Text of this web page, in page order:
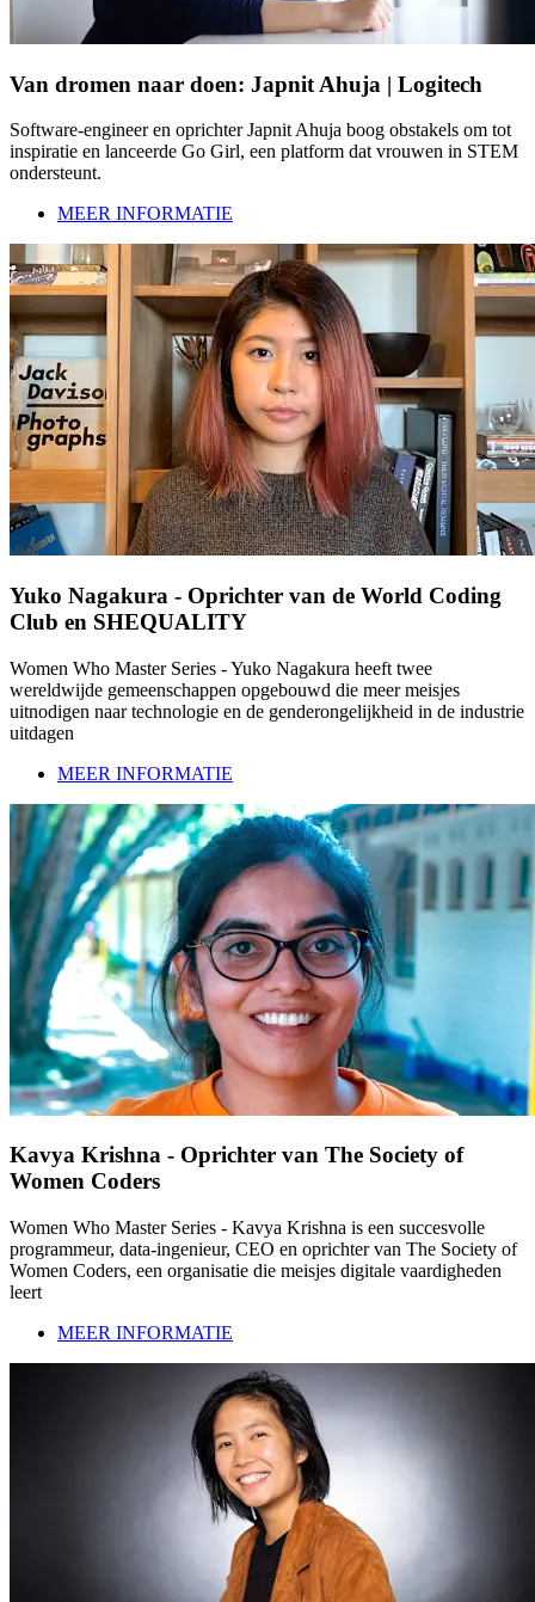
Van dromen naar doen: Japnit Ahuja | Logitech
Software-engineer en oprichter Japnit Ahuja boog obstakels om tot
inspiratie en lanceerde Go Girl, een platform dat vrouwen in STEM
ondersteunt.
MEER INFORMATIE
Yuko Nagakura - Oprichter van de World Coding
Club en SHEQUALITY
Women Who Master Series - Yuko Nagakura heeft twee
wereldwijde gemeenschappen opgebouwd die meer meisjes
uitnodigen naar technologie en de genderongelijkheid in de industrie
uitdagen
MEER INFORMATIE
Kavya Krishna - Oprichter van The Society of
Women Coders
Women Who Master Series - Kavya Krishna is een succesvolle
programmeur, data-ingenieur, CEO en oprichter van The Society of
Women Coders, een organisatie die meisjes digitale vaardigheden
leert
MEER INFORMATIE